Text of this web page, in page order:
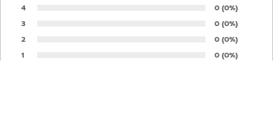
4 Number of rates:
0 Percentage
(0%)
3 Number of rates:
0 Percentage
(0%)
2 Number of rates:
0 Percentage
(0%)
1 Number of rates:
0 Percentage
(0%)